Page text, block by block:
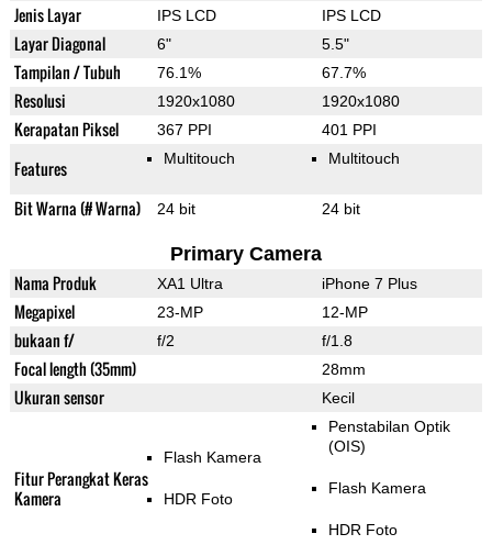
Jenis Layar IPS LCD IPS LCD
Layar Diagonal 6" 5.5"
Tampilan / Tubuh 76.1% 67.7%
Resolusi 1920x1080 1920x1080
Kerapatan Piksel 367 PPI 401 PPI
Features Multitouch Multitouch
Bit Warna (# Warna) 24 bit 24 bit
Primary Camera
Nama Produk XA1 Ultra iPhone 7 Plus
Megapixel 23-MP 12-MP
bukaan f/ f/2 f/1.8
Focal length (35mm) 28mm
Ukuran sensor Kecil
Fitur Perangkat Keras
Kamera
Flash Kamera
HDR Foto
Penstabilan Optik
(OIS)
Flash Kamera
HDR Foto